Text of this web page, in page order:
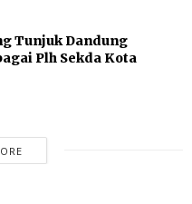
Tunjuk Dandung
Plh Sekda Kota